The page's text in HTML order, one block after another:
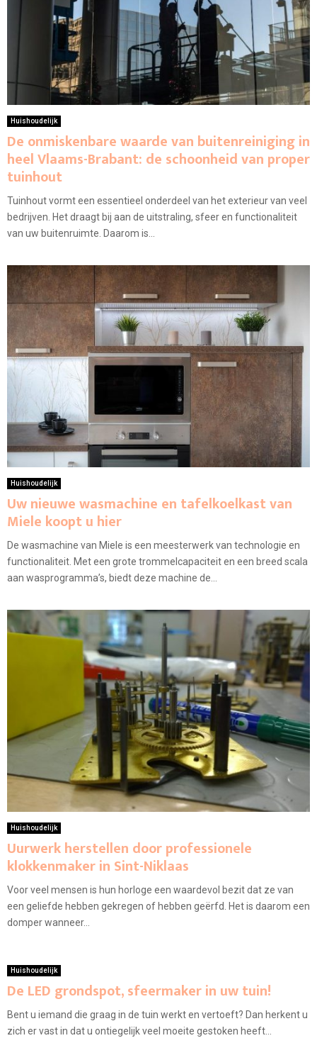
Huishoudelijk
De onmiskenbare waarde van buitenreiniging in
heel Vlaams-Brabant: de schoonheid van proper
tuinhout
Tuinhout vormt een essentieel onderdeel van het exterieur van veel
bedrijven. Het draagt bij aan de uitstraling, sfeer en functionaliteit
van uw buitenruimte. Daarom is...
Huishoudelijk
Uw nieuwe wasmachine en tafelkoelkast van
Miele koopt u hier
De wasmachine van Miele is een meesterwerk van technologie en
functionaliteit. Met een grote trommelcapaciteit en een breed scala
aan wasprogramma’s, biedt deze machine de...
Huishoudelijk
Uurwerk herstellen door professionele
klokkenmaker in Sint-Niklaas
Voor veel mensen is hun horloge een waardevol bezit dat ze van
een geliefde hebben gekregen of hebben geërfd. Het is daarom een
domper wanneer...
Huishoudelijk
De LED grondspot, sfeermaker in uw tuin!
Bent u iemand die graag in de tuin werkt en vertoeft? Dan herkent u
zich er vast in dat u ontiegelijk veel moeite gestoken heeft...